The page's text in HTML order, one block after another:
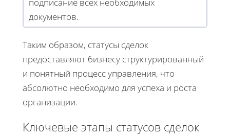
документов.
Таким образом, статусы сделок
предоставляют бизнесу структурированный
и понятный процесс управления, что
абсолютно необходимо для успеха и роста
организации.
Ключевые этапы статусов сделок